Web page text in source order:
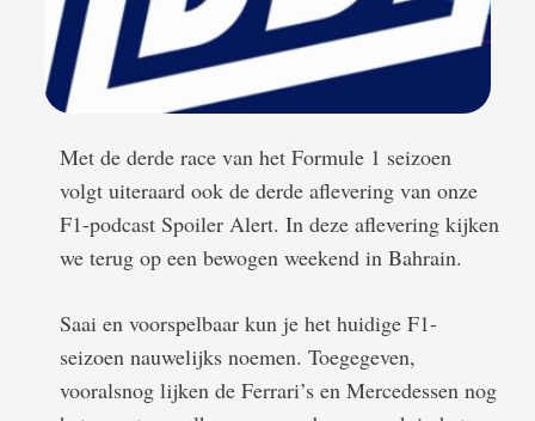
Met de derde race van het Formule 1 seizoen
volgt uiteraard ook de derde aflevering van onze
F1-podcast Spoiler Alert. In deze aflevering kijken
we terug op een bewogen weekend in Bahrain.
Saai en voorspelbaar kun je het huidige F1-
seizoen nauwelijks noemen. Toegegeven,
vooralsnog lijken de Ferrari’s en Mercedessen nog